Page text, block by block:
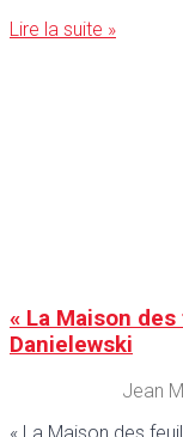
Lire la suite »
« La Maison
Danielewski
Jean